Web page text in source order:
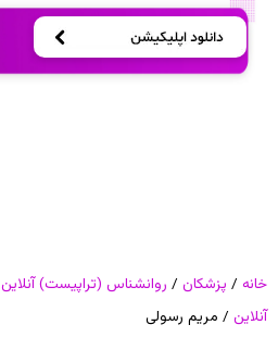
خانه / پزشکان / روانشناس (تراپیست) آنلاین
آنلاین / مریم رسولی